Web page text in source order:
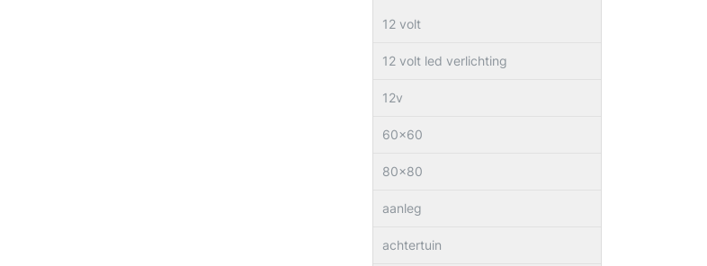
12 volt
12 volt led verlichting
12v
60×60
80×80
aanleg
achtertuin